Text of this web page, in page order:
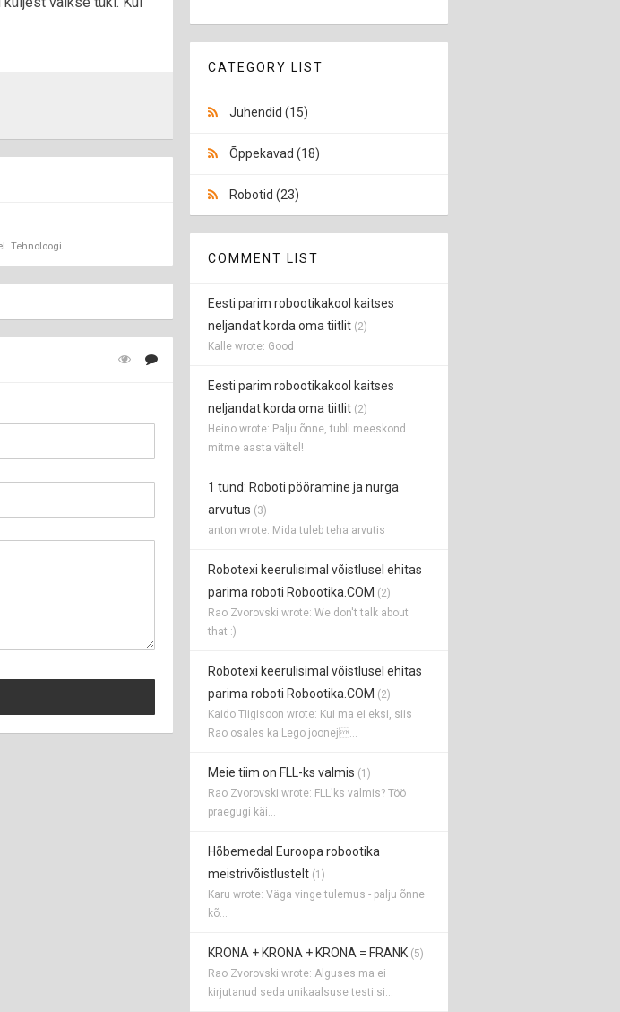
Tehnoloogi...
CATEGORY LIST
Juhendid (15)
Õppekavad (18)
Robotid (23)
COMMENT LIST
Eesti parim robootikakool kaitses
neljandat korda oma tiitlit (2)
Kalle wrote: Good
Eesti parim robootikakool kaitses
neljandat korda oma tiitlit (2)
Heino wrote: Palju õnne, tubli meeskond
mitme aasta vältel!
1 tund: Roboti pööramine ja nurga
arvutus (3)
anton wrote: Mida tuleb teha arvutis
Robotexi keerulisimal võistlusel ehitas
parima roboti Robootika.COM (2)
Rao Zvorovski wrote: We don't talk about
that :)
Robotexi keerulisimal võistlusel ehitas
parima roboti Robootika.COM (2)
Kaido Tiigisoon wrote: Kui ma ei eksi, siis
Rao osales ka Lego joonej...
Meie tiim on FLL-ks valmis (1)
Rao Zvorovski wrote: FLL'ks valmis? Töö
praegugi käi...
Hõbemedal Euroopa robootika
meistrivõistlustelt (1)
Karu wrote: Väga vinge tulemus - palju õnne
kõ...
KRONA + KRONA + KRONA = FRANK (5)
Rao Zvorovski wrote: Alguses ma ei
kirjutanud seda unikaalsuse testi si...